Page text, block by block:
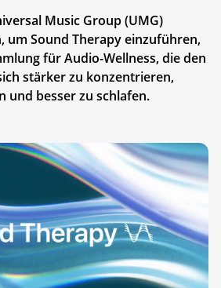
Music Group (UMG)
um Sound Therapy einzuführen,
für Audio-Wellness, die den
stärker zu konzentrieren,
und besser zu schlafen.